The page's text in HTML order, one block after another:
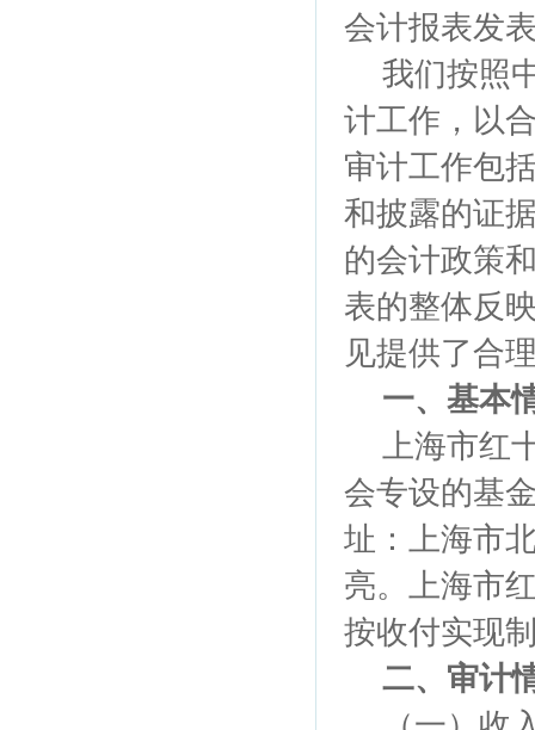
会计报表发
我们按照
计工作，以
审计工作包
和披露的证
的会计政策
表的整体反
见提供了合
一、基本
上海市红十
会专设的基
址：上海市
亮。上海市
按收付实现
二、审计